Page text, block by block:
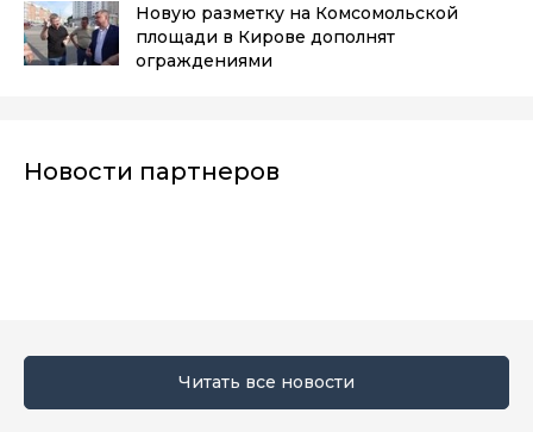
Новую разметку на Комсомольской
площади в Кирове дополнят
ограждениями
Новости партнеров
Читать все новости